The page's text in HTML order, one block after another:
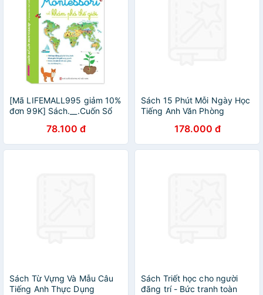
[Mã LIFEMALL995 giảm 10%
đơn 99K] Sách.__.Cuốn Sổ
78.100 đ
Sách 15 Phút Mỗi Ngày Học
Tiếng Anh Văn Phòng
178.000 đ
Sách Từ Vựng Và Mẫu Câu
Tiếng Anh Thực Dụng
Sách Triết học cho người
đãng trí - Bức tranh toàn